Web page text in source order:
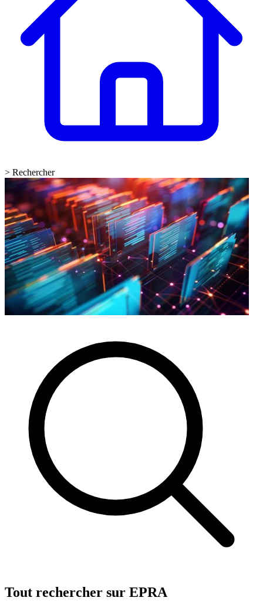
> Rechercher
Tout rechercher sur EPRA